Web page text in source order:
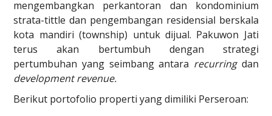
mengembangkan perkantoran dan kondominium
strata-tittle dan pengembangan residensial berskala
kota mandiri (township) untuk dijual. Pakuwon Jati
terus akan bertumbuh dengan strategi
pertumbuhan yang seimbang antara recurring dan
development revenue.
Berikut portofolio properti yang dimiliki Perseroan: